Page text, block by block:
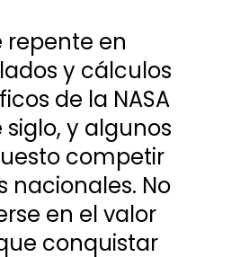
repente en
y cálculos
de la NASA
y algunos
competir
nacionales. No
en el valor
conquistar